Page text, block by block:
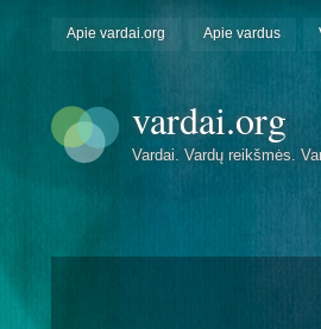
Apie vardai.org Apie vardus
vardai.org
Vardai. Vardų reikšmės.